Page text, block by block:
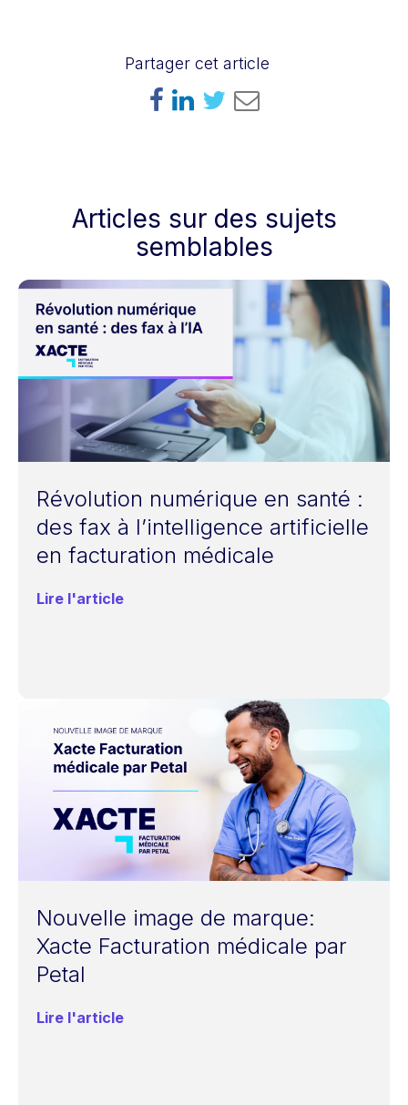
Partager cet article
Articles sur des sujets
semblables
Révolution numérique en santé :
des fax à l’intelligence artificielle
en facturation médicale
Lire l'article
Nouvelle image de marque:
Xacte Facturation médicale par
Petal
Lire l'article